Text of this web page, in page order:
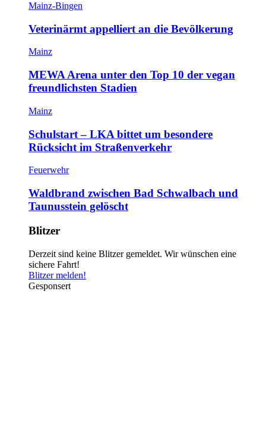
Mainz-Bingen
Veterinärmt appelliert an die Bevölkerung
Mainz
MEWA Arena unter den Top 10 der vegan
freundlichsten Stadien
Mainz
Schulstart – LKA bittet um besondere
Rücksicht im Straßenverkehr
Feuerwehr
Waldbrand zwischen Bad Schwalbach und
Taunusstein gelöscht
Blitzer
Derzeit sind keine Blitzer gemeldet. Wir wünschen eine
sichere Fahrt!
Blitzer melden!
Gesponsert